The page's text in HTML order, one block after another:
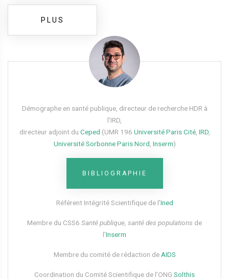
PLUS
Démographe en santé publique, directeur de recherche HDR à
l’IRD,
directeur adjoint du Ceped (UMR 196 Université Paris Cité, IRD,
Université Sorbonne Paris Nord Inserm)
BIBLIOGRAPHIE
Référent Intégrité Scientifique de l’Ined
Membre du CSS6​ Santé publique, santé des populations de
l’Inserm
Membre du comité de rédaction de AIDS
Coordination du Comité Scientifique de l’ONG Solthis